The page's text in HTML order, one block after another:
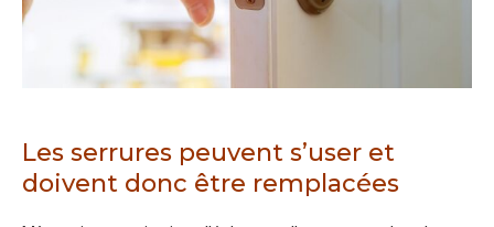
Les serrures peuvent s’user et
doivent donc être remplacées